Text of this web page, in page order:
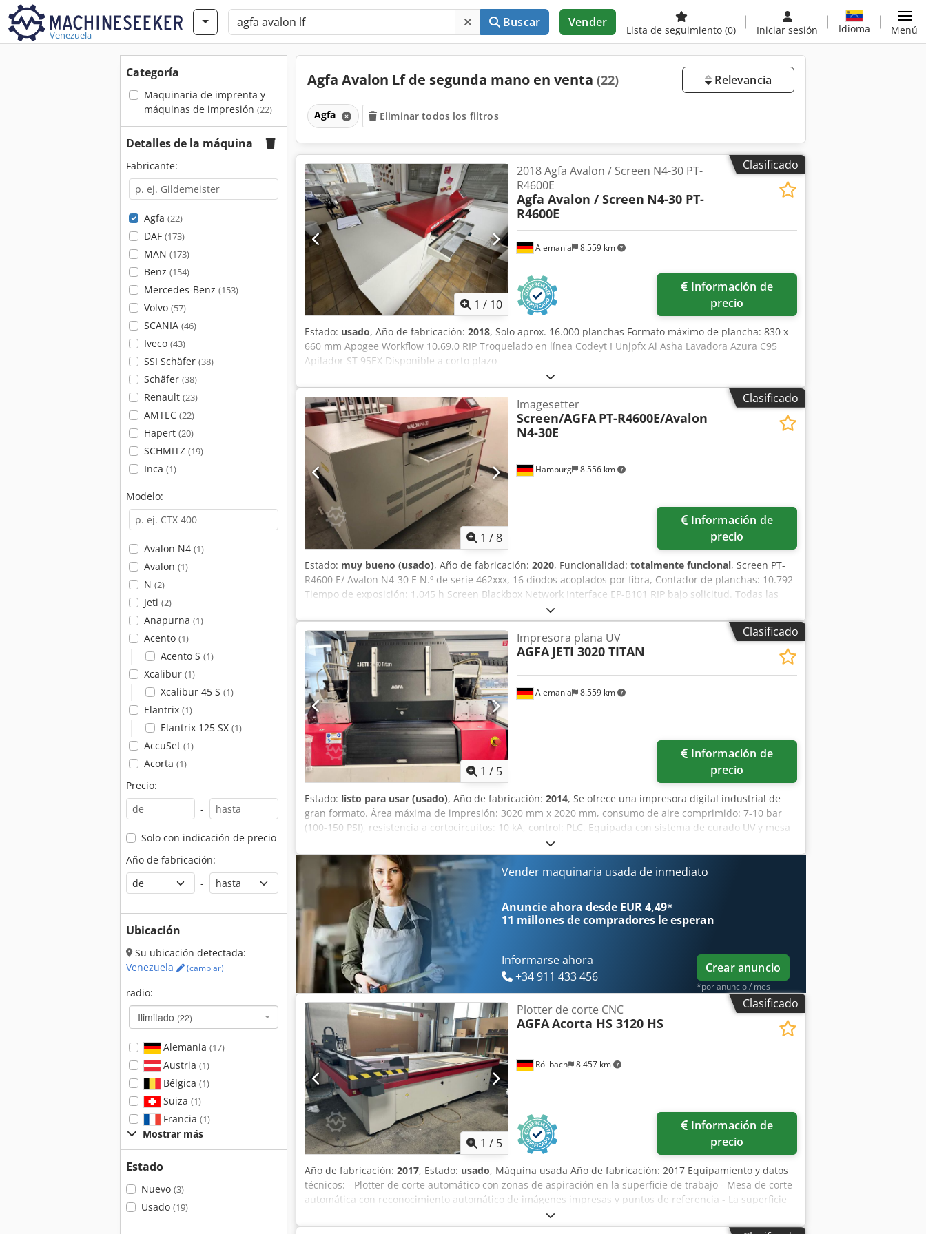
Venezuela
Buscar Vender
Lista de seguimiento (0) Iniciar sesión Idioma Menú
Categoría
Maquinaria de imprenta y
máquinas de impresión (22)
Detalles de la máquina
Fabricante:
Agfa (22)
DAF (173)
MAN (173)
Benz (154)
Mercedes-Benz (153)
Volvo (57)
SCANIA (46)
Iveco (43)
SSI Schäfer (38)
Schäfer (38)
Renault (23)
AMTEC (22)
Hapert (20)
SCHMITZ (19)
Inca (1)
Modelo:
Avalon N4 (1)
Avalon (1)
N (2)
Jeti (2)
Anapurna (1)
Acento (1)
Acento S (1)
Xcalibur (1)
Xcalibur 45 S (1)
Elantrix (1)
Elantrix 125 SX (1)
AccuSet (1)
Acorta (1)
Precio:
-
Solo con indicación de precio
Año de fabricación:
-
Ubicación
Su ubicación detectada:
Venezuela
(cambiar)
radio:
Ilimitado (22)
Alemania (17)
Austria (1)
Bélgica (1)
Suiza (1)
Francia (1)
Mostrar más
Estado
Nuevo (3)
Usado (19)
Agfa Avalon Lf de segunda mano en venta (22) Relevancia
Agfa Eliminar todos los filtros
Clasificado
1 / 10
Alemania 8.559 km
2018 Agfa Avalon / Screen N4-30 PT-
R4600E
Agfa Avalon / Screen N4-30 PT-
R4600E
precio
Estado: usado, Año de fabricación: 2018, Solo aprox. 16.000 planchas Formato máximo de plancha: 830 x
660 mm Apogee Workflow 10.69.0 RIP Troquelado en línea Codeyt I Unjpfx Ai Asha Lavadora Azura C95
Apilador ST 95EX Disponible a corto plazo
Clasificado
1 /8
Hamburg 8.556 km
Imagesetter
Screen/AGFA PT-R4600E/Avalon
N4-30E
precio
Estado: muy bueno (usado), Año de fabricación: 2020, Funcionalidad: totalmente funcional, Screen PT-
R4600 E/ Avalon N4-30 E N.º de serie 462xxx, 16 diodos acoplados por fibra, Contador de planchas: 10.792
Tiempo de exposición: 1,045 h Screen Blackbox Network Interface EP-B101 RIP bajo solicitud. Todas las
Clasificado
1 / 5
Alemania 8.559 km
Impresora plana UV
AGFA JETI 3020 TITAN
precio
Estado: listo para usar (usado), Año de fabricación: 2014, Se ofrece una impresora digital industrial de
gran formato. Área máxima de impresión: 3020 mm x 2020 mm, consumo de aire comprimido: 7-10 bar
(100-150 PSI), resistencia a cortocircuitos: 10 kA, control: PLC. Equipada con sistema de curado UV y mesa
de vacío. Peso: aproximadamente 3750 kg, dimensiones totales X/Y/Z: aproximadamente 5950 mm/2900
mm/1550 mm. Se puede organizar una visita previa acuerdo. Chodpfx Aezcfibji Aoa
Vender maquinaria usada de inmediato
Anuncie ahora desde EUR 4,49*
11 millones de compradores le esperan
Informarse ahora
+34 911 433 456
Crear anuncio
*por anuncio / mes
Clasificado
1 / 5
Röllbach 8.457 km
Plotter de corte CNC
AGFAAcorta HS 3120 HS
precio
Año de fabricación: 2017, Estado: usado, Máquina usada Año de fabricación: 2017 Equipamiento y datos
técnicos: - Plotter de corte automático con zonas de aspiración en la superficie de trabajo - Mesa de corte
automática con reconocimiento automático de imágenes impresas y puntos de referencia - La superficie
de trabajo se compone de 40 zonas de vacío individuales que se activan automáticamente según sea
necesario Cjdpfx Ajzlbqloi Aeha - Cabezal de corte multiherramienta para cortar, hendir y fresar